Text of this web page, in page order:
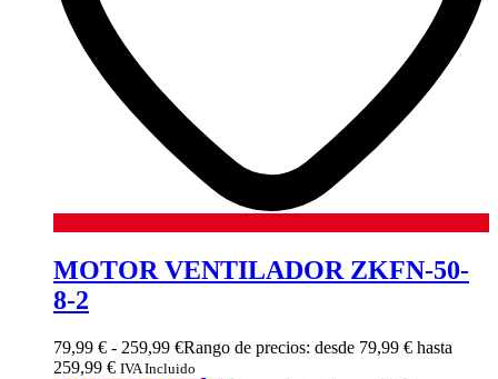
MOTOR VENTILADOR ZKFN-50-
8-2
79,99 € - 259,99 €Rango de precios: desde 79,99 € hasta
259,99 € IVA Incluido